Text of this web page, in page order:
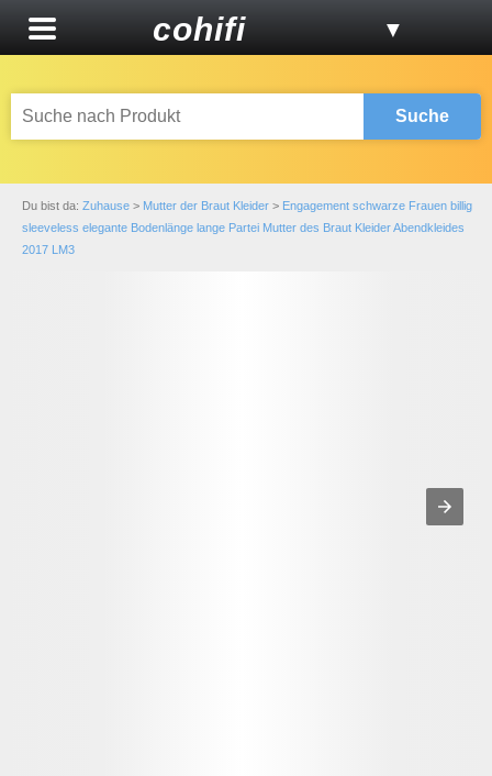
cohifi ▼
Suche
Du bist da: Zuhause > Mutter der Braut Kleider > Engagement schwarze Frauen billig
sleeveless elegante Bodenlänge lange Partei Mutter des Braut Kleider Abendkleides
2017 LM3